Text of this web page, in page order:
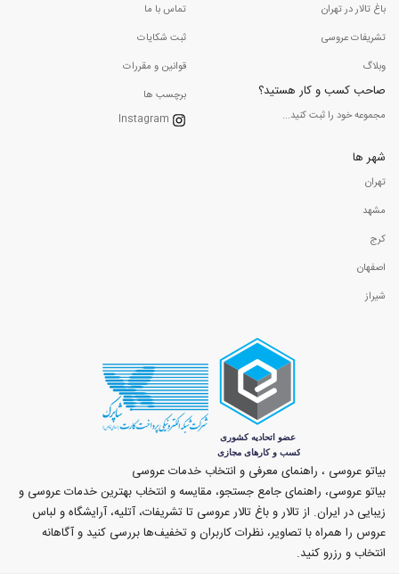
باغ تالار در تهران
تشریفات عروسی
وبلاگ
صاحب کسب و کار هستید؟
مجموعه خود را ثبت کنید...
تماس با ما
ثبت شکایات
قوانین و مقررات
برچسب ها
Instagram
شهر ها
تهران
مشهد
کرج
اصفهان
شیراز
بیاتو عروسی ، راهنمای معرفی و انتخاب خدمات عروسی
بیاتو عروسی، راهنمای جامع جستجو، مقایسه و انتخاب بهترین خدمات عروسی و
زیبایی در ایران. از تالار و باغ تالار عروسی تا تشریفات، آتلیه، آرایشگاه و لباس
عروس را همراه با تصاویر، نظرات کاربران و تخفیف‌ها بررسی کنید و آگاهانه
انتخاب و رزرو کنید.